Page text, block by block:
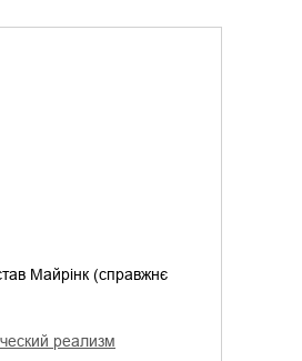
Майрінк (справжнє
реализм